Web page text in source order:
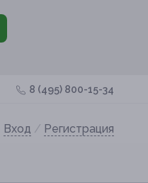
8 (495) 800-15-34
Вход / Регистрация